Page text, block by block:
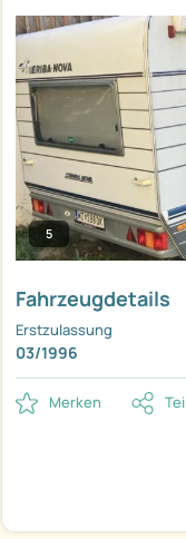
5
Fahrzeugdetails
Erstzulassung
03/1996
Merken